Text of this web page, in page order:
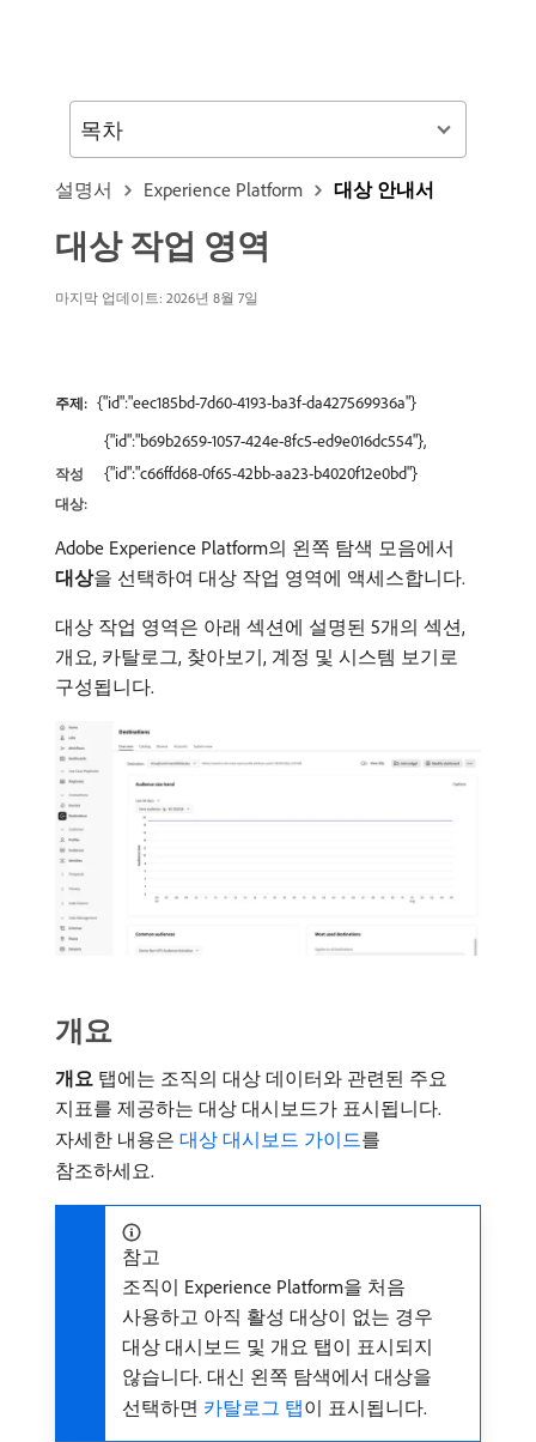
설명서 Experience Platform 대상 안내서
대상 작업 영역
마지막 업데이트: 2026년 8월 7일
주제: {"id":"eec185bd-7d60-4193-ba3f-da427569936a"}
작성
대상:
{"id":"b69b2659-1057-424e-8fc5-ed9e016dc554"},
{"id":"c66ffd68-0f65-42bb-aa23-b4020f12e0bd"}
Adobe Experience Platform의 왼쪽 탐색 모음에서
대상​을 선택하여 대상 작업 영역에 액세스합니다.
대상 작업 영역은 아래 섹션에 설명된 5개의 섹션,
개요, 카탈로그, 찾아보기, 계정 및 시스템 보기로
구성됩니다.
개요
개요 탭에는 조직의 대상 데이터와 관련된 주요
지표를 제공하는 대상 대시보드가 표시됩니다.
자세한 내용은 대상 대시보드 가이드를
참조하세요.
참고
조직이 Experience Platform을 처음
사용하고 아직 활성 대상이 없는 경우
대상 대시보드 및 개요 탭이 표시되지
않습니다. 대신 왼쪽 탐색에서 대상을
선택하면 카탈로그 탭이 표시됩니다.
목차